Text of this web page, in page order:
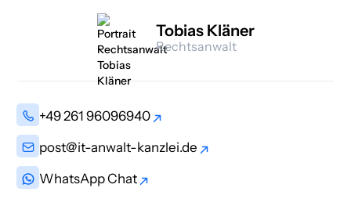
Tobias Kläner
Rechtsanwalt
+49 261 96096940
post@it-anwalt-kanzlei.de
WhatsApp Chat